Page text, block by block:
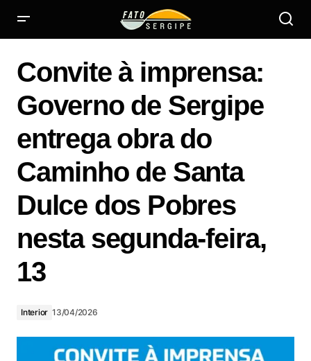
13
Convite à imprensa:
Governo de Sergipe
entrega obra do
Caminho de Santa
Dulce dos Pobres
nesta segunda-feira,
13
Interior 13/04/2026